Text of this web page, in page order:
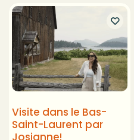
Visite dans le Bas-
Saint-Laurent par
Josianne!